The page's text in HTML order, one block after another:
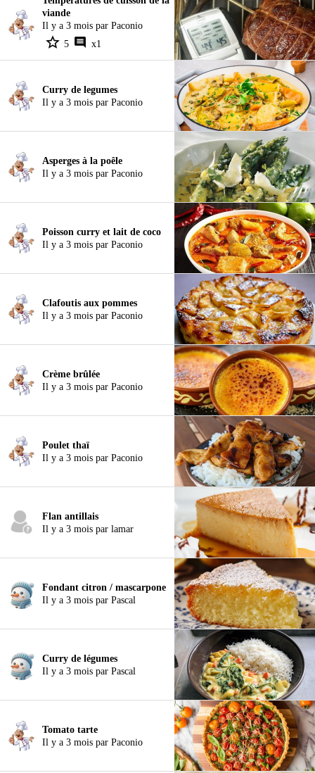
viande
Il y a 3 mois par Paconio
5
x1
Curry de legumes
Il y a 3 mois par Paconio
Asperges à la poêle
Il y a 3 mois par Paconio
Poisson curry et lait de coco
Il y a 3 mois par Paconio
Clafoutis aux pommes
Il y a 3 mois par Paconio
Crème brûlée
Il y a 3 mois par Paconio
Poulet thaï
Il y a 3 mois par Paconio
Flan antillais
Il y a 3 mois par lamar
Fondant citron / mascarpone
Il y a 3 mois par Pascal
Curry de légumes
Il y a 3 mois par Pascal
Tomato tarte
Il y a 3 mois par Paconio